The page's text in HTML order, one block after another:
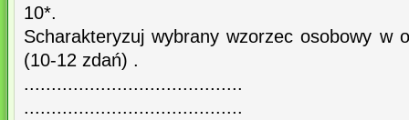
10*.
Scharakteryzuj wybrany wzorzec osobowy w
(10-12 zdań) .
........................................
........................................